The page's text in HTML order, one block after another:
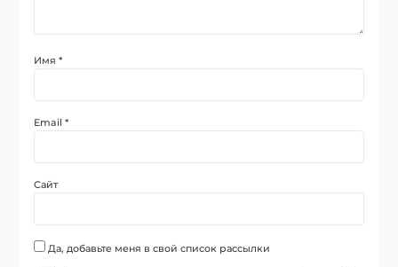
Имя*
Email*
Сайт
Да, добавьте меня в свой список рассылки